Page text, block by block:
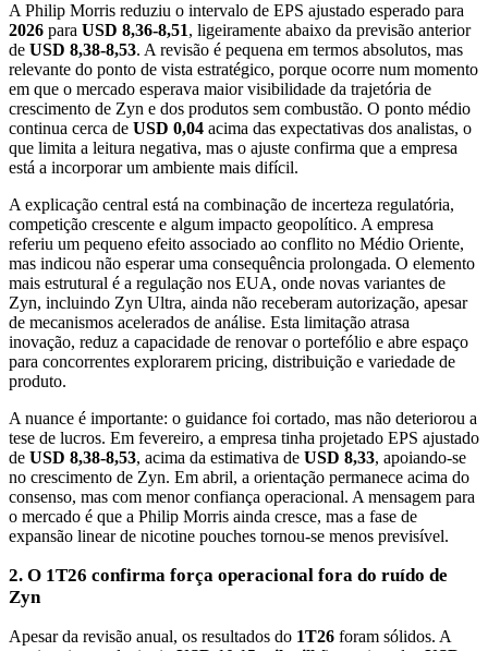
A Philip Morris reduziu o intervalo de EPS ajustado esperado para
2026 para USD 8,36-8,51, ligeiramente abaixo da previsão anterior
de USD 8,38-8,53. A revisão é pequena em termos absolutos, mas
relevante do ponto de vista estratégico, porque ocorre num momento
em que o mercado esperava maior visibilidade da trajetória de
crescimento de Zyn e dos produtos sem combustão. O ponto médio
continua cerca de USD 0,04 acima das expectativas dos analistas, o
que limita a leitura negativa, mas o ajuste confirma que a empresa
está a incorporar um ambiente mais difícil.
A explicação central está na combinação de incerteza regulatória,
competição crescente e algum impacto geopolítico. A empresa
referiu um pequeno efeito associado ao conflito no Médio Oriente,
mas indicou não esperar uma consequência prolongada. O elemento
mais estrutural é a regulação nos EUA, onde novas variantes de
Zyn, incluindo Zyn Ultra, ainda não receberam autorização, apesar
de mecanismos acelerados de análise. Esta limitação atrasa
inovação, reduz a capacidade de renovar o portefólio e abre espaço
para concorrentes explorarem pricing, distribuição e variedade de
produto.
A nuance é importante: o guidance foi cortado, mas não deteriorou a
tese de lucros. Em fevereiro, a empresa tinha projetado EPS ajustado
de USD 8,38-8,53, acima da estimativa de USD 8,33, apoiando-se
no crescimento de Zyn. Em abril, a orientação permanece acima do
consenso, mas com menor confiança operacional. A mensagem para
o mercado é que a Philip Morris ainda cresce, mas a fase de
expansão linear de nicotine pouches tornou-se menos previsível.
2. O 1T26 confirma força operacional fora do ruído de
Zyn
Apesar da revisão anual, os resultados do 1T26 foram sólidos. A